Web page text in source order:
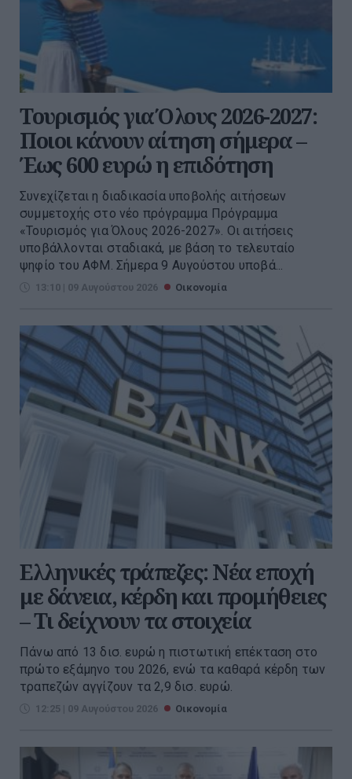
Τουρισμός για Όλους 2026-2027:
Ποιοι κάνουν αίτηση σήμερα –
Έως 600 ευρώ η επιδότηση
Συνεχίζεται η διαδικασία υποβολής αιτήσεων
συμμετοχής στο νέο πρόγραμμα Πρόγραμμα
«Τουρισμός για Όλους 2026-2027». Οι αιτήσεις
υποβάλλονται σταδιακά, με βάση το τελευταίο
ψηφίο του ΑΦΜ. Σήμερα 9 Αυγούστου υποβά...
13:10 | 09 Αυγούστου 2026 Οικονομία
Ελληνικές τράπεζες: Νέα εποχή
με δάνεια, κέρδη και προμήθειες
– Τι δείχνουν τα στοιχεία
Πάνω από 13 δισ. ευρώ η πιστωτική επέκταση στο
πρώτο εξάμηνο του 2026, ενώ τα καθαρά κέρδη των
τραπεζών αγγίζουν τα 2,9 δισ. ευρώ.
12:25 | 09 Αυγούστου 2026 Οικονομία